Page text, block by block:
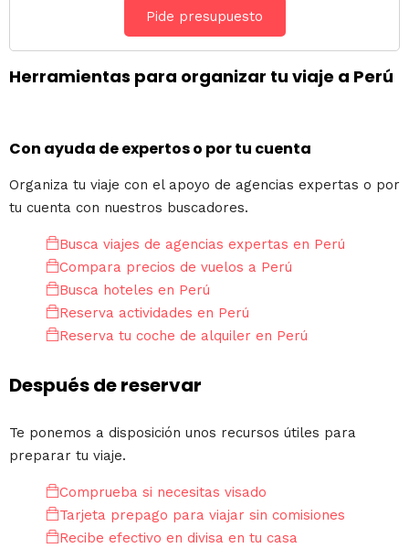
Pide presupuesto
Herramientas para organizar tu viaje a Perú
Con ayuda de expertos o por tu cuenta
Organiza tu viaje con el apoyo de agencias expertas o por
tu cuenta con nuestros buscadores.
Busca viajes de agencias expertas en Perú
Compara precios de vuelos a Perú
Busca hoteles en Perú
Reserva actividades en Perú
Reserva tu coche de alquiler en Perú
Después de reservar
Te ponemos a disposición unos recursos útiles para
preparar tu viaje.
Comprueba si necesitas visado
Tarjeta prepago para viajar sin comisiones
Recibe efectivo en divisa en tu casa